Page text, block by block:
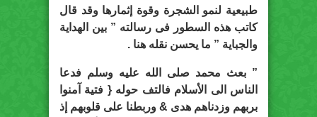
طبيعية لنمو الشجرة وقوة إثمارها وقد قال
كاتب هذه السطور فى رسالته ” بين الهداية
والجباية ” ما يحسن نقله هنا .
” بعث محمد صلى الله عليه وسلم فدعا
الناس الى الأسلام فالتف حوله { فتية آمنوا
بربهم وزدناهم هدى & وربطنا على قلوبهم إذ